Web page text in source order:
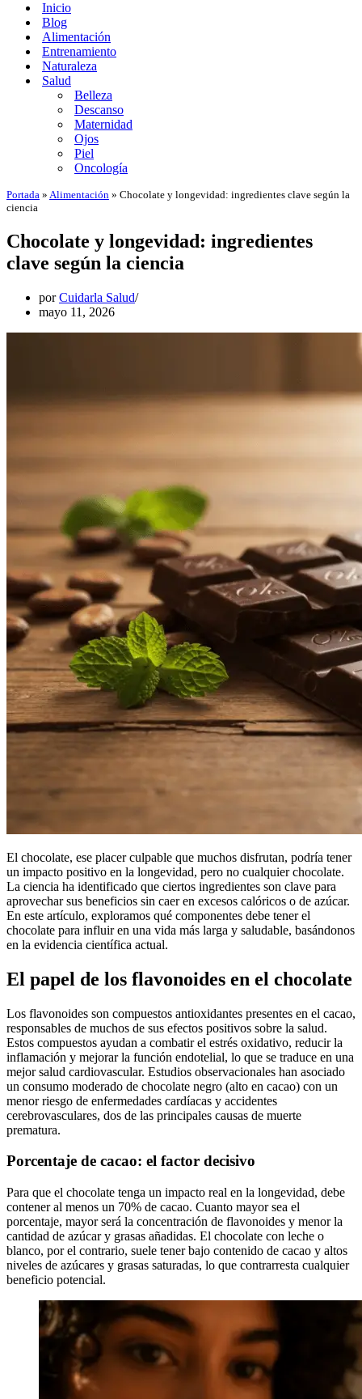
Inicio
Blog
Alimentación
Entrenamiento
Naturaleza
Salud
Belleza
Descanso
Maternidad
Ojos
Piel
Oncología
Portada » Alimentación » Chocolate y longevidad: ingredientes clave según la
ciencia
Chocolate y longevidad: ingredientes
clave según la ciencia
porCuidarla Salud
mayo 11, 2026
El chocolate, ese placer culpable que muchos disfrutan, podría tener
un impacto positivo en la longevidad, pero no cualquier chocolate.
La ciencia ha identificado que ciertos ingredientes son clave para
aprovechar sus beneficios sin caer en excesos calóricos o de azúcar.
En este artículo, exploramos qué componentes debe tener el
chocolate para influir en una vida más larga y saludable, basándonos
en la evidencia científica actual.
El papel de los flavonoides en el chocolate
Los flavonoides son compuestos antioxidantes presentes en el cacao,
responsables de muchos de sus efectos positivos sobre la salud.
Estos compuestos ayudan a combatir el estrés oxidativo, reducir la
inflamación y mejorar la función endotelial, lo que se traduce en una
mejor salud cardiovascular. Estudios observacionales han asociado
un consumo moderado de chocolate negro (alto en cacao) con un
menor riesgo de enfermedades cardíacas y accidentes
cerebrovasculares, dos de las principales causas de muerte
prematura.
Porcentaje de cacao: el factor decisivo
Para que el chocolate tenga un impacto real en la longevidad, debe
contener al menos un 70% de cacao. Cuanto mayor sea el
porcentaje, mayor será la concentración de flavonoides y menor la
cantidad de azúcar y grasas añadidas. El chocolate con leche o
blanco, por el contrario, suele tener bajo contenido de cacao y altos
niveles de azúcares y grasas saturadas, lo que contrarresta cualquier
beneficio potencial.